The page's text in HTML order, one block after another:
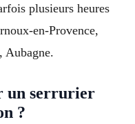
plusieurs heures
en-Provence,
Aubagne.
un serrurier
?